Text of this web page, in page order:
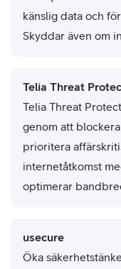
känslig data och
Skyddar även om
Telia Threat
Telia Threat
genom att
prioritera
internetåtkomst
optimerar
usecure
Öka